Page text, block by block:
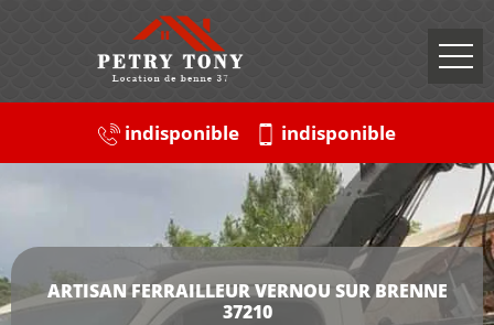
indisponible indisponible
ARTISAN FERRAILLEUR VERNOU SUR BRENNE
37210